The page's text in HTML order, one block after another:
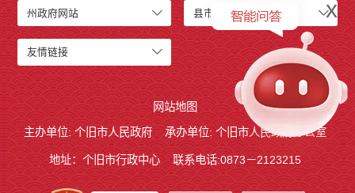
州政府网站 县市政府网站
友情链接
网站地图
主办单位: 个旧市人民政府
承办单位: 个旧市人民政府办公室
地址：个旧市行政中心 联系电话:0873－2123215
x